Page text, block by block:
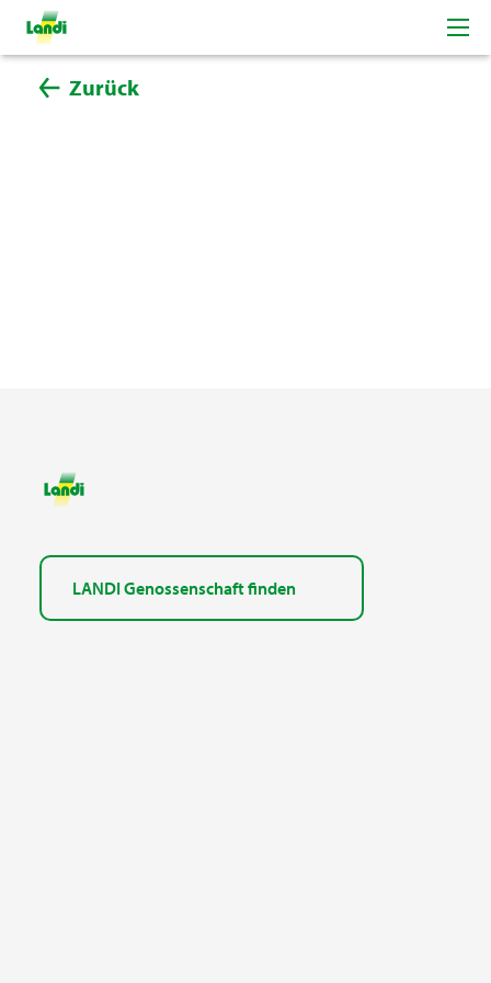
Zurück
LANDI Genossenschaft finden